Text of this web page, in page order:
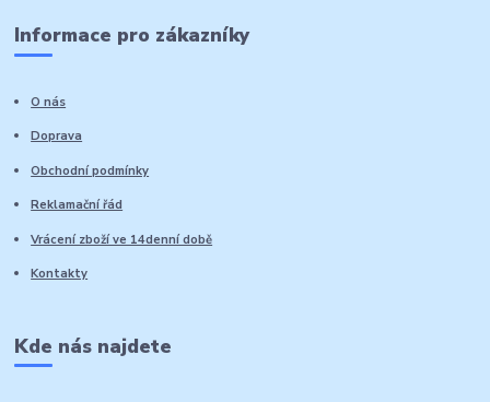
Informace pro zákazníky
O nás
Doprava
Obchodní podmínky
Reklamační řád
Vrácení zboží ve 14denní době
Kontakty
Kde nás najdete